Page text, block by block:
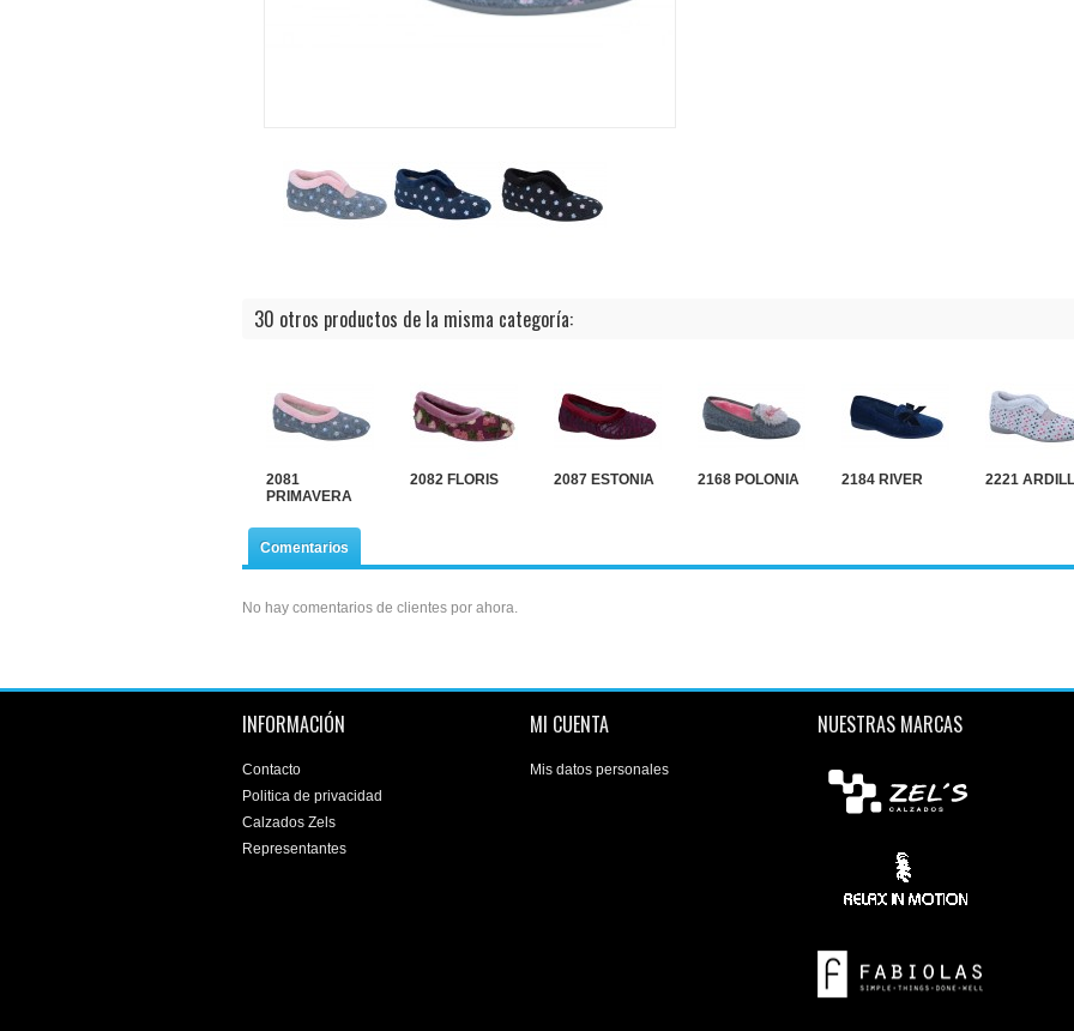
30 otros productos de la misma categoría:
2081
PRIMAVERA
2082 FLORIS 2087 ESTONIA 2168 POLONIA 2184 RIVER 2221
Comentarios
No hay comentarios de clientes por ahora.
INFORMACIÓN
Contacto
Politica de privacidad
Calzados Zels
Representantes
MI CUENTA
Mis datos personales
NUESTRAS MARCAS